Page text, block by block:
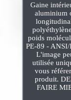
Gaine
aluminium
poids
PE-89 -
L'image
utilisée
vous
produit.
FAIRE